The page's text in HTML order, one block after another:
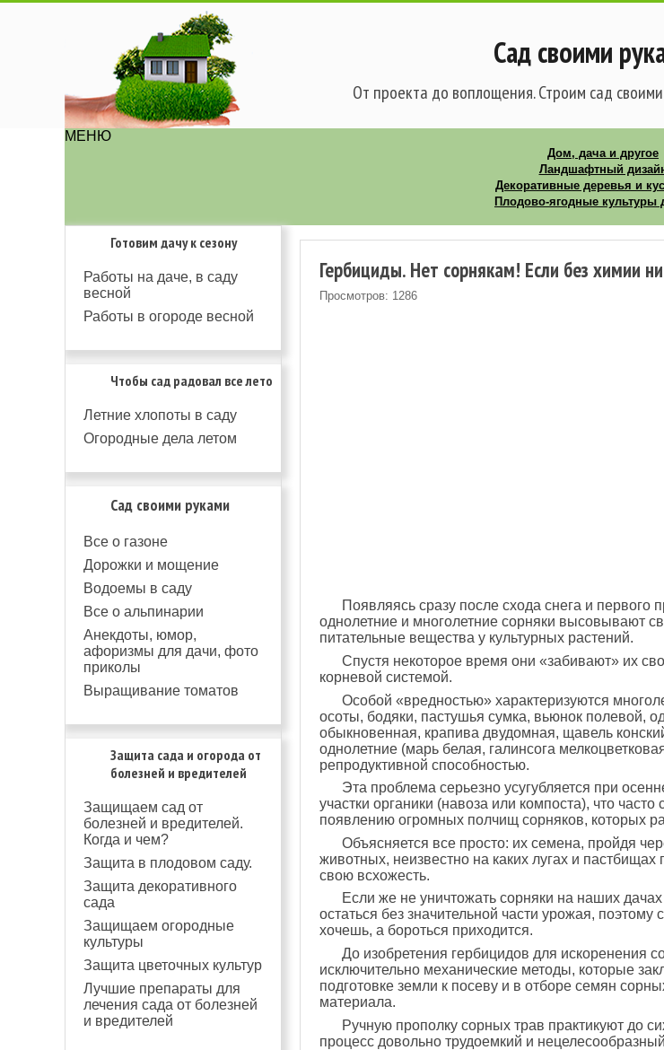
Сад своими
От проекта до воплощения. Строим сад
МЕНЮ
Дом, дача и другое
Ландшафтный
Декоративные деревья и
Плодово-ягодные культуры
Готовим дачу к сезону
Работы на даче, в саду
весной
Работы в огороде весной
Чтобы сад радовал все лето
Летние хлопоты в саду
Огородные дела летом
Сад своими руками
Все о газоне
Дорожки и мощение
Водоемы в саду
Все о альпинарии
Анекдоты, юмор,
афоризмы для дачи, фото
приколы
Выращивание томатов
Защита сада и огорода от
болезней и вредителей
Защищаем сад от
болезней и вредителей.
Когда и чем?
Защита в плодовом саду.
Защита декоративного
сада
Защищаем огородные
культуры
Защита цветочных культур
Лучшие препараты для
лечения сада от болезней
и вредителей
Гербициды. Нет сорнякам! Если без химии
Просмотров: 1286
Появляясь сразу после схода снега и первого
однолетние и многолетние сорняки высовывают
питательные вещества у культурных растений.
Спустя некоторое время они «забивают» их
корневой системой.
Особой «вредностью» характеризуются
осоты, бодяки, пастушья сумка, вьюнок полевой,
обыкновенная, крапива двудомная, щавель
однолетние (марь белая, галинсога
репродуктивной способностью.
Эта проблема серьезно усугубляется при
участки органики (навоза или компоста), что часто
появлению огромных полчищ сорняков, которых
Объясняется все просто: их семена, пройдя
животных, неизвестно на каких лугах и
свою всхожесть.
Если же не уничтожать сорняки на наших
остаться без значительной части урожая,
хочешь, а бороться приходится.
До изобретения гербицидов для искоренения
исключительно механические методы, которые
подготовке земли к посеву и в отборе семян
материала.
Ручную прополку сорных трав практикуют до
процесс довольно трудоемкий и